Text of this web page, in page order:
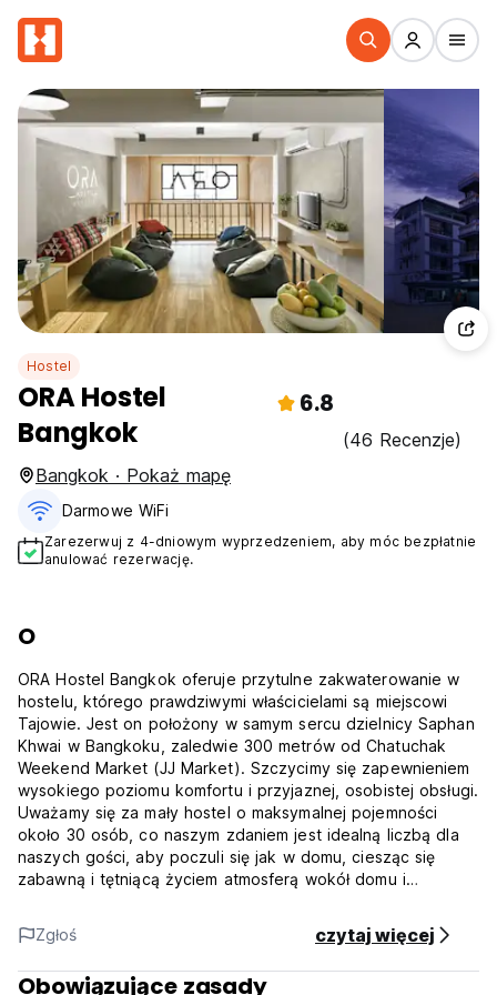
Hostel
ORA Hostel
Bangkok
6.8
(46 Recenzje)
Bangkok · Pokaż mapę
Darmowe WiFi
Zarezerwuj z 4-dniowym wyprzedzeniem, aby móc bezpłatnie
anulować rezerwację.
O
ORA Hostel Bangkok oferuje przytulne zakwaterowanie w
hostelu, którego prawdziwymi właścicielami są miejscowi
Tajowie. Jest on położony w samym sercu dzielnicy Saphan
Khwai w Bangkoku, zaledwie 300 metrów od Chatuchak
Weekend Market (JJ Market). Szczycimy się zapewnieniem
wysokiego poziomu komfortu i przyjaznej, osobistej obsługi.
Uważamy się za mały hostel o maksymalnej pojemności
około 30 osób, co naszym zdaniem jest idealną liczbą dla
naszych gości, aby poczuli się jak w domu, ciesząc się
zabawną i tętniącą życiem atmosferą wokół domu i
***Important Notice:
W odpowiedzi na koronawirusa (COVID-19) obiekt może
zażądać od gości dodatkowych dokumentów w celu
potwierdzenia tożsamości, planu podróży i innych istotnych
Zgłoś czytaj więcej
Obowiązujące zasady